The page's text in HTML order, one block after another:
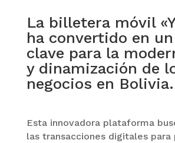
La billetera móvil
ha convertido en
clave para la
y dinamización de
negocios en Bolivia.
Esta innovadora plataforma
las transacciones digitales para